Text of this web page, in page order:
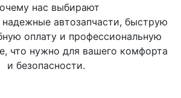
нас выбирают
автозапчасти, быструю
оплату и профессиональную
что нужно для вашего комфорта
и безопасности.